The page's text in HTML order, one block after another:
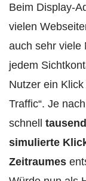
Beim Display-
vielen
auch sehr viele
jedem
Nutzer ein
Traffic“. Je
schnell
simulierte
Zeitraumes